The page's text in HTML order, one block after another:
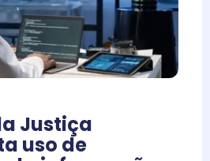
Justiça
uso de